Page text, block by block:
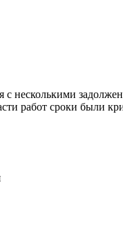
с несколькими
работ сроки были